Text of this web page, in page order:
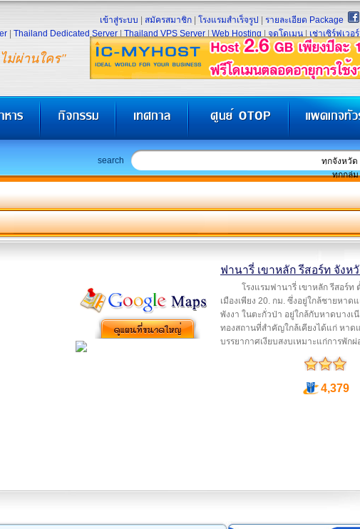
ม่ผ่านใคร"
เข้าสู่ระบบ สมัครสมาชิก โรงแรมสำเร็จรูป
รายละเอียด Package
Thailand Dedicated Server Thailand VPS Server Web Hosting จดโดเมน เช่าเซิร์ฟเวอร์
search
ฟานารี่ เขาหลัก รีสอร์ท จังห
โรงแรมฟานารี่ เขาหลัก รีสอร์ท
เมืองเพียง 20. กม. ซึ่งอยู่ใกล้ชายหาด
พังงา ในตะกั่วป่า อยู่ใกล้กับหาดบางเ
ทองสถานที่สำคัญใกล้เคียงได้แก่ หาด
บรรยากาศเงียบสงบเหมาะแก่การพักผ่
4,379